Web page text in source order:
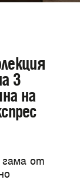
3
на
гама от